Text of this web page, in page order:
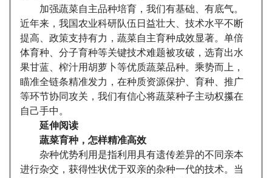
加强蔬菜自主品种培育，我们有基础、有底气。
近年来，我国农业科研队伍日益壮大、技术水平不断
提高、政策支持有力，蔬菜自主育种成效显著。单倍
体育种、分子育种等关键技术难题被攻破，选育出水
果甘蓝、榨汁用胡萝卜等优质蔬菜品种。乘势而上，
瞄准全链条精准发力，在种质资源保护、育种、推广
等环节协同攻关，我们有信心将蔬菜种子主动权攥在
自己手中。
延伸阅读
蔬菜育种，怎样精准高效
杂种优势利用是指利用具有遗传差异的不同亲本
进行杂交，获得性状优于双亲的杂种一代的技术。当